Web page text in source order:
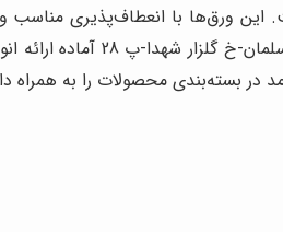
ورق‌ها با انعطاف‌پذیری مناسب
تولیدی محسوب می‌شوند. آدرس
در بسته‌بندی محصولات را به همراه